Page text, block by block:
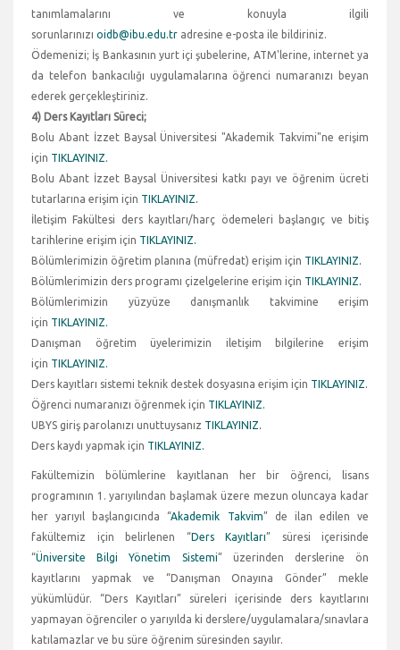
tanımlamalarını ve konuyla ilgili
sorunlarınızı oidb@ibu.edu.tr adresine e-posta ile bildiriniz.
Ödemenizi; İş Bankasının yurt içi şubelerine, ATM'lerine, internet ya
da telefon bankacılığı uygulamalarına öğrenci numaranızı beyan
ederek gerçekleştiriniz.
4) Ders Kayıtları Süreci;
Bolu Abant İzzet Baysal Üniversitesi "Akademik Takvimi"ne erişim
için TIKLAYINIZ.
Bolu Abant İzzet Baysal Üniversitesi katkı payı ve öğrenim ücreti
tutarlarına erişim için TIKLAYINIZ.
İletişim Fakültesi ders kayıtları/harç ödemeleri başlangıç ve bitiş
tarihlerine erişim için TIKLAYINIZ.
Bölümlerimizin öğretim planına (müfredat) erişim için TIKLAYINIZ.
Bölümlerimizin ders programı çizelgelerine erişim için TIKLAYINIZ.
Bölümlerimizin yüzyüze danışmanlık takvimine erişim
için TIKLAYINIZ.
Danışman öğretim üyelerimizin iletişim bilgilerine erişim
için TIKLAYINIZ.
Ders kayıtları sistemi teknik destek dosyasına erişim için TIKLAYINIZ.
Öğrenci numaranızı öğrenmek için TIKLAYINIZ.
UBYS giriş parolanızı unuttuysanız TIKLAYINIZ.
Ders kaydı yapmak için TIKLAYINIZ.
Fakültemizin bölümlerine kayıtlanan her bir öğrenci, lisans
programının 1. yarıyılından başlamak üzere mezun oluncaya kadar
her yarıyıl başlangıcında “Akademik Takvim” de ilan edilen ve
fakültemiz için belirlenen “Ders Kayıtları” süresi içerisinde
“Üniversite Bilgi Yönetim Sistemi” üzerinden derslerine ön
kayıtlarını yapmak ve “Danışman Onayına Gönder” mekle
yükümlüdür. “Ders Kayıtları” süreleri içerisinde ders kayıtlarını
yapmayan öğrenciler o yarıyılda ki derslere/uygulamalara/sınavlara
katılamazlar ve bu süre öğrenim süresinden sayılır.